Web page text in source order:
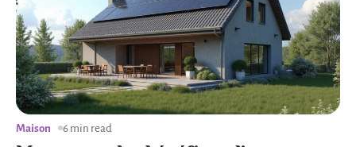
Maison 6 min read